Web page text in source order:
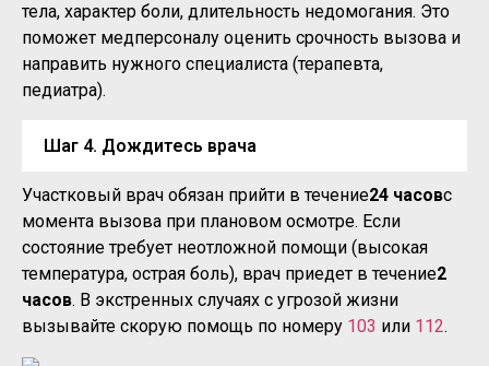
тела, характер боли, длительность недомогания. Это
поможет медперсоналу оценить срочность вызова и
направить нужного специалиста (терапевта,
педиатра).
Шаг 4. Дождитесь врача
Участковый врач обязан прийти в течение24 часовс
момента вызова при плановом осмотре. Если
состояние требует неотложной помощи (высокая
температура, острая боль), врач приедет в течение2
часов. В экстренных случаях с угрозой жизни
вызывайте скорую помощь по номеру 103 или 112.